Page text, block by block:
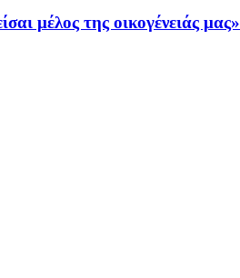
μέλος της οικογένειάς μας»